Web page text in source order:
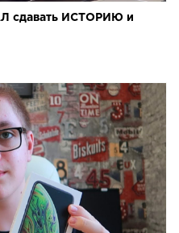
сдавать ИСТОРИЮ и